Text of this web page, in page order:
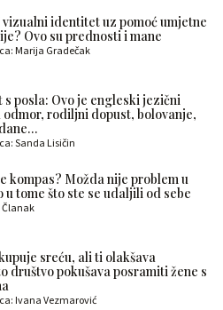
identitet uz pomoć umjetne
Ovo su prednosti i mane
Marija Gradečak
s posla: Ovo je engleski jezični
rodiljni dopust, bolovanje,
Sanda Lisičin
kompas? Možda nije problem u
u tome što ste se udaljili od sebe
sreću, ali ti olakšava
društvo pokušava posramiti žene s
Ivana Vezmarović